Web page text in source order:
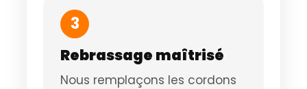
3
Rebrassage maîtrisé
Nous remplaçons les cordons